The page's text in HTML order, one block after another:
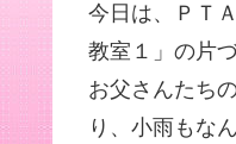
今日は、ＰＴ
教室１」の片
お父さんたち
り、小雨もな